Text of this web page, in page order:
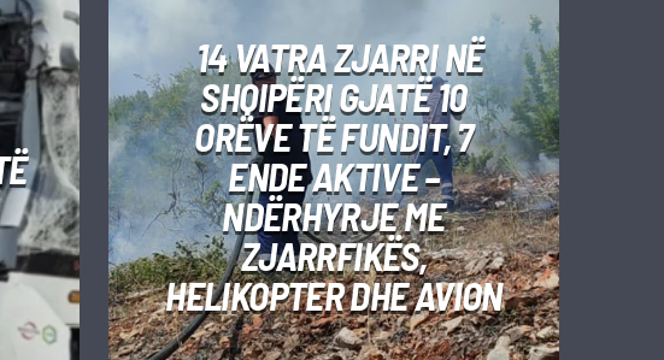
14 VATRA ZJARRI NË
SHQIPËRI GJATË 10
ORËVE TË FUNDIT, 7
ENDE AKTIVE –
NDËRHYRJE ME
ZJARRFIKËS,
HELIKOPTER DHE AVION